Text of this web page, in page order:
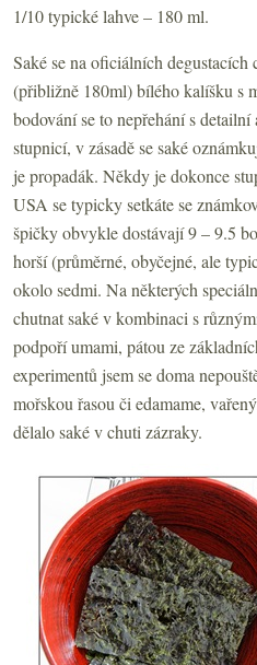
1/10 typické lahve – 180 ml.
Saké se na oficiálních degustacích
(přibližně 180ml) bílého kalíšku s
bodování se to nepřehání s
stupnicí, v zásadě se saké
je propadák. Někdy je dokonce
USA se typicky setkáte se
špičky obvykle dostávají 9 – 9.5
horší (průměrné, obyčejné, ale
okolo sedmi. Na některých
chutnat saké v kombinaci s
podpoří umami, pátou ze
experimentů jsem se doma
mořskou řasou či edamame,
dělalo saké v chuti zázraky.